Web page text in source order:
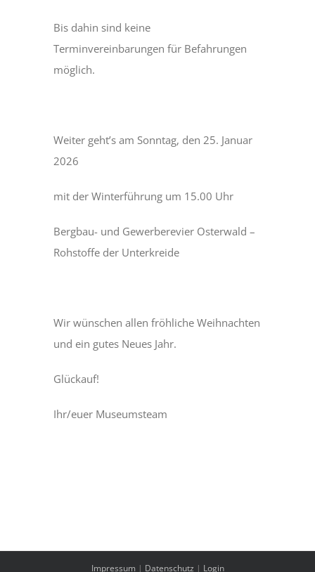
Bergmannsweg
Hallo Kinder
Bis dahin sind keine
Terminvereinbarungen für Befahrungen
möglich.
Weiter geht’s am Sonntag, den 25. Januar
2026
mit der Winterführung um 15.00 Uhr
Bergbau- und Gewerberevier Osterwald –
Rohstoffe der Unterkreide
Wir wünschen allen fröhliche Weihnachten
und ein gutes Neues Jahr.
Glückauf!
Ihr/euer Museumsteam
Impressum | Datenschutz | Login